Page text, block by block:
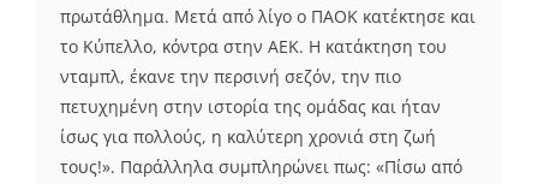
πρωτάθλημα. Μετά από λίγο ο ΠΑΟΚ κατέκτησε και
το Κύπελλο, κόντρα στην ΑΕΚ. Η κατάκτηση του
νταμπλ, έκανε την περσινή σεζόν, την πιο
πετυχημένη στην ιστορία της ομάδας και ήταν
ίσως για πολλούς, η καλύτερη χρονιά στη ζωή
τους!». Παράλληλα συμπληρώνει πως: «Πίσω από